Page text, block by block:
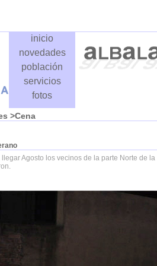
inicio
novedades
población
servicios
fotos
>Cena
llegar Agosto los vecinos de la parte Norte de